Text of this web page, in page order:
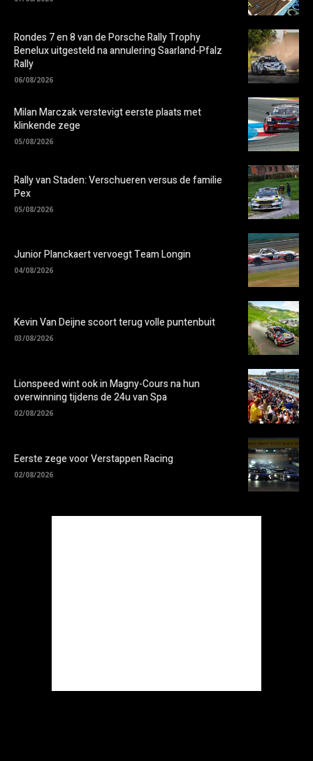
Rondes 7 en 8 van de Porsche Rally Trophy
Benelux uitgesteld na annulering Saarland-Pfalz
Rally
06/08/2026
Milan Marczak verstevigt eerste plaats met
klinkende zege
05/08/2026
Rally van Staden: Verschueren versus de familie
Pex
05/08/2026
Junior Planckaert vervoegt Team Longin
04/08/2026
Kevin Van Deijne scoort terug volle puntenbuit
03/08/2026
Lionspeed wint ook in Magny-Cours na hun
overwinning tijdens de 24u van Spa
02/08/2026
Eerste zege voor Verstappen Racing
02/08/2026